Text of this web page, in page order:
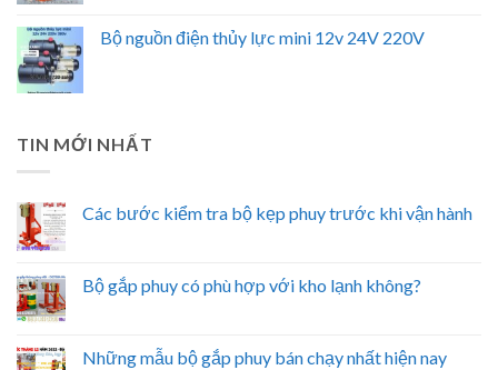
Bộ nguồn điện thủy lực mini 12v 24V 220V
TIN MỚI NHẤT
Các bước kiểm tra bộ kẹp phuy trước khi vận hành
Bộ gắp phuy có phù hợp với kho lạnh không?
Những mẫu bộ gắp phuy bán chạy nhất hiện nay